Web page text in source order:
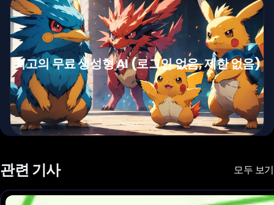
최고의 무료 생성형 AI (로그인 없음, 제한 없음)
관련 기사 모두 보기